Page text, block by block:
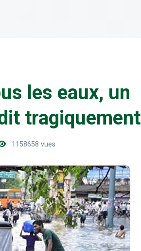
les eaux, un
tragiquement
1158658 vues